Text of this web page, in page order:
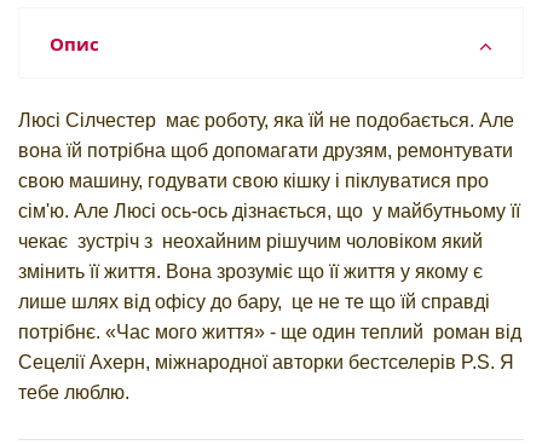
Опис
Люсі Сілчестер має роботу, яка їй не подобається. Але
вона їй потрібна щоб допомагати друзям, ремонтувати
свою машину, годувати свою кішку і піклуватися про
сім'ю. Але Люсі ось-ось дізнається, що у майбутньому її
чекає зустріч з неохайним рішучим чоловіком який
змінить її життя. Вона зрозуміє що її життя у якому є
лише шлях від офісу до бару, це не те що їй справді
потрібнє. «Час мого життя» - ще один теплий роман від
Сецелії Ахерн, міжнародної авторки бестселерів P.S. Я
тебе люблю.